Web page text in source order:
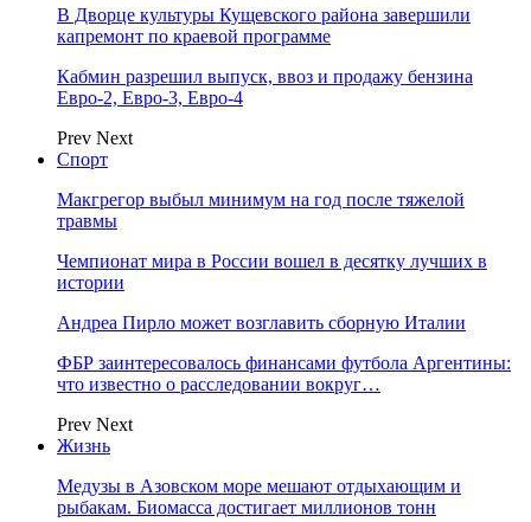
В Дворце культуры Кущевского района завершили
капремонт по краевой программе
Кабмин разрешил выпуск, ввоз и продажу бензина
Евро-2, Евро-3, Евро-4
Prev Next
Спорт
Макгрегор выбыл минимум на год после тяжелой
травмы
Чемпионат мира в России вошел в десятку лучших в
истории
Андреа Пирло может возглавить сборную Италии
ФБР заинтересовалось финансами футбола Аргентины:
что известно о расследовании вокруг…
Prev Next
Жизнь
Медузы в Азовском море мешают отдыхающим и
рыбакам. Биомасса достигает миллионов тонн